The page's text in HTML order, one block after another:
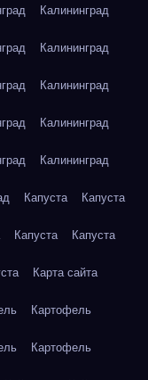
Калининград
Калининград
Калининград
Калининград
Калининград
Капуста Капуста
Капуста Капуста
Карта сайта
Картофель
Картофель